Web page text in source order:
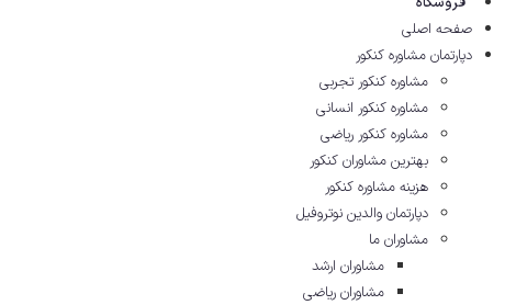
صفحه اصلی
دپارتمان مشاوره کنکور
مشاوره کنکور تجربی
مشاوره کنکور انسانی
مشاوره کنکور ریاضی
بهترین مشاوران کنکور
هزینه مشاوره کنکور
دپارتمان والدین نوتروفیل
مشاوران ما
مشاوران ارشد
مشاوران ریاضی